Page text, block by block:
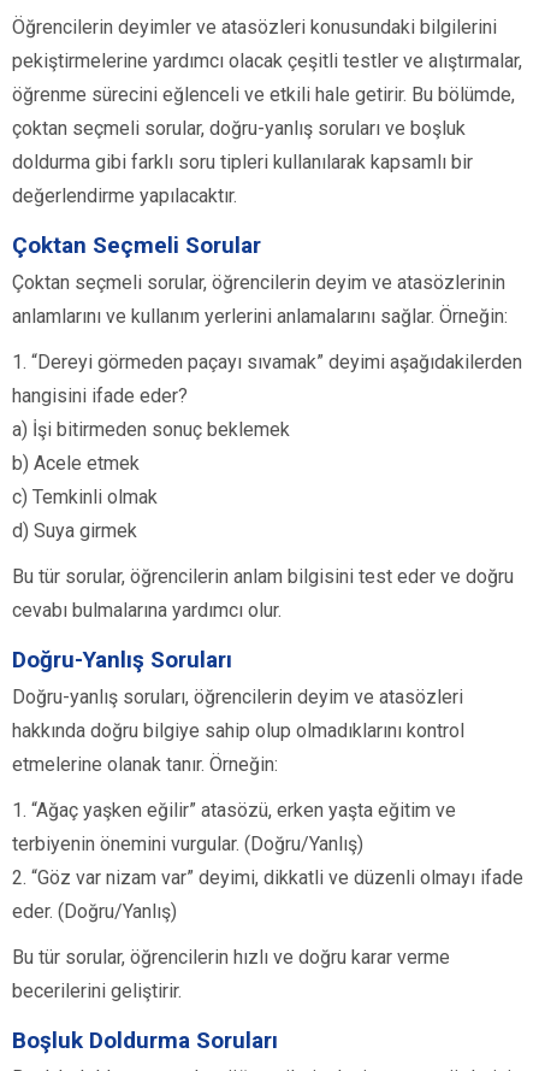
Öğrencilerin deyimler ve atasözleri konusundaki bilgilerini
pekiştirmelerine yardımcı olacak çeşitli testler ve alıştırmalar,
öğrenme sürecini eğlenceli ve etkili hale getirir. Bu bölümde,
çoktan seçmeli sorular, doğru-yanlış soruları ve boşluk
doldurma gibi farklı soru tipleri kullanılarak kapsamlı bir
değerlendirme yapılacaktır.
Çoktan Seçmeli Sorular
Çoktan seçmeli sorular, öğrencilerin deyim ve atasözlerinin
anlamlarını ve kullanım yerlerini anlamalarını sağlar. Örneğin:
1. “Dereyi görmeden paçayı sıvamak” deyimi aşağıdakilerden
hangisini ifade eder?
a) İşi bitirmeden sonuç beklemek
b) Acele etmek
c) Temkinli olmak
d) Suya girmek
Bu tür sorular, öğrencilerin anlam bilgisini test eder ve doğru
cevabı bulmalarına yardımcı olur.
Doğru-Yanlış Soruları
Doğru-yanlış soruları, öğrencilerin deyim ve atasözleri
hakkında doğru bilgiye sahip olup olmadıklarını kontrol
etmelerine olanak tanır. Örneğin:
1. “Ağaç yaşken eğilir” atasözü, erken yaşta eğitim ve
terbiyenin önemini vurgular. (Doğru/Yanlış)
2. “Göz var nizam var” deyimi, dikkatli ve düzenli olmayı ifade
eder. (Doğru/Yanlış)
Bu tür sorular, öğrencilerin hızlı ve doğru karar verme
becerilerini geliştirir.
Boşluk Doldurma Soruları